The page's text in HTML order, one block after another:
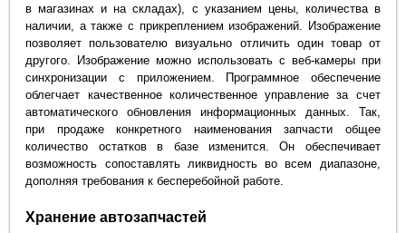
в магазинах и на складах), с указанием цены, количества в
наличии, а также с прикреплением изображений. Изображение
позволяет пользователю визуально отличить один товар от
другого. Изображение можно использовать с веб-камеры при
синхронизации с приложением. Программное обеспечение
облегчает качественное количественное управление за счет
автоматического обновления информационных данных. Так,
при продаже конкретного наименования запчасти общее
количество остатков в базе изменится. Он обеспечивает
возможность сопоставлять ликвидность во всем диапазоне,
дополняя требования к бесперебойной работе.
Хранение автозапчастей